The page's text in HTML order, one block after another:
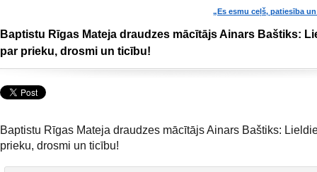
„Es esmu ceļš, patiesība
Baptistu Rīgas Mateja draudzes mācītājs Ainars Baštiks:
par prieku, drosmi un ticību!
Baptistu Rīgas Mateja draudzes mācītājs Ainars Baštiks:
prieku, drosmi un ticību!